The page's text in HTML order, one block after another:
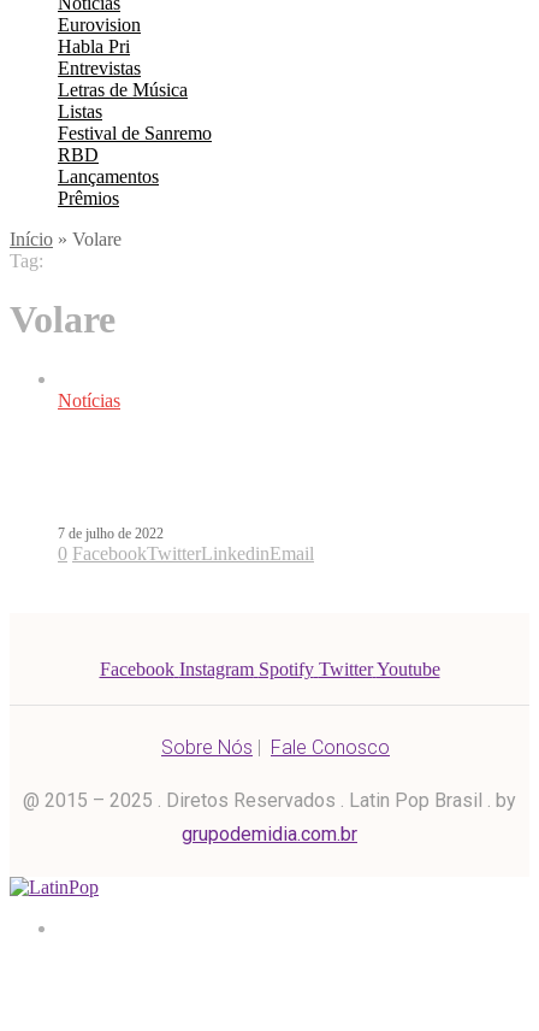
Eurovision
Habla Pri
Entrevistas
Letras de Música
Listas
Festival de Sanremo
RBD
Lançamentos
Prêmios
Início » Volare
Tag:
Volare
Notícias
7 de julho de 2022
0 FacebookTwitterLinkedinEmail
Facebook Instagram Spotify Twitter Youtube
Sobre Nós | Fale Conosco
@ 2015 – 2025 . Diretos Reservados . Latin Pop Brasil . by
grupodemidia.com.br